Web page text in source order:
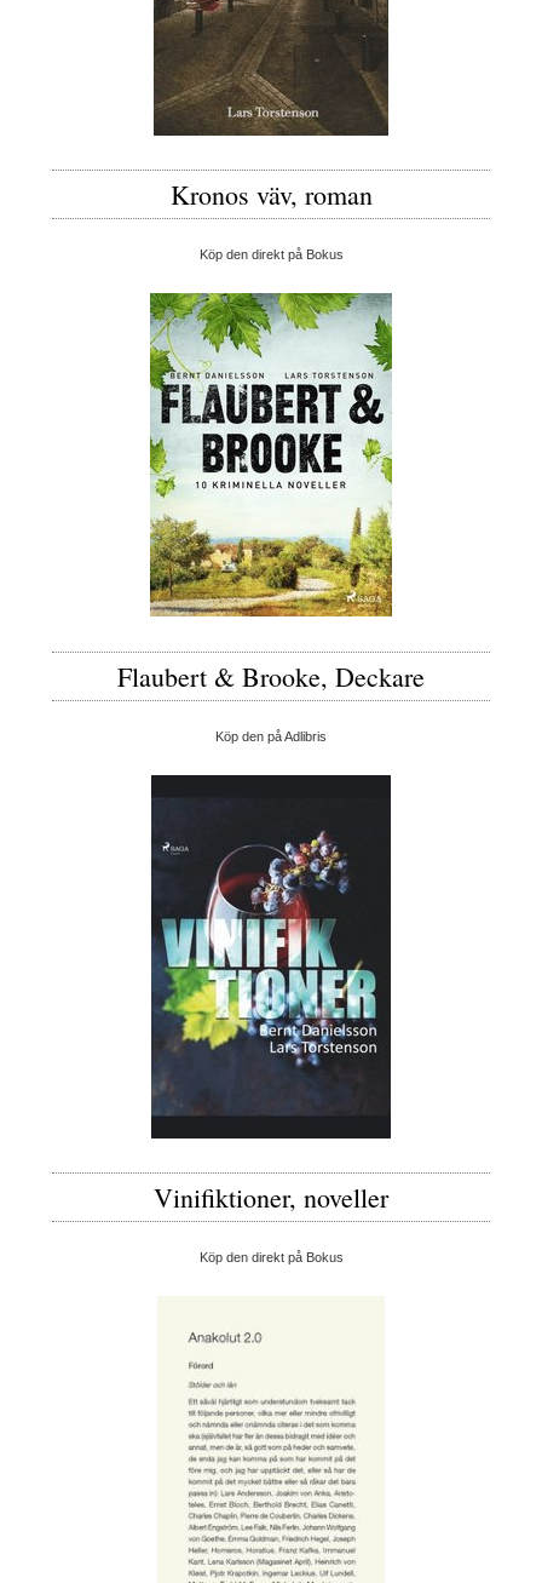
Kronos väv, roman
Köp den direkt på Bokus
Flaubert & Brooke, Deckare
Köp den på Adlibris
Vinifiktioner, noveller
Köp den direkt på Bokus